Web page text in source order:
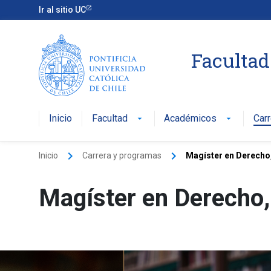
Ir al sitio UC
Inicio Facultad arrow_drop_down Académicos arrow_drop_down
Inicio keyboard_arrow_right Carrera y programas keyboard_arrow_right Magíster en
Magíster en